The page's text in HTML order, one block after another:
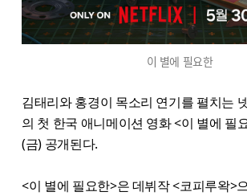
이 별에 필요한
김태리와 홍경이 목소리 연기를 펼치는
의 첫 한국 애니메이션 영화 <이 별에 필
(금) 공개된다.
<이 별에 필요한>은 데뷔작 <코피루왁>​